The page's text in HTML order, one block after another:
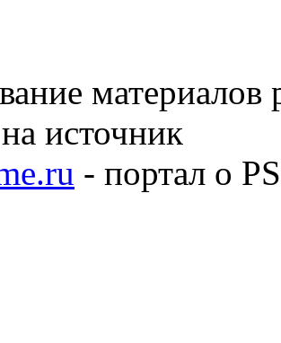
материалов
источник
- портал о